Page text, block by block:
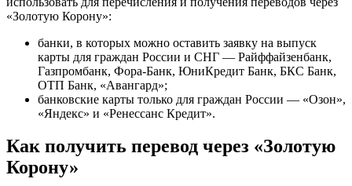
«Золотую Корону»:
банки, в которых можно оставить заявку на выпуск
карты для граждан России и СНГ — Райффайзенбанк,
Газпромбанк, Фора-Банк, ЮниКредит Банк, БКС Банк,
ОТП Банк, «Авангард»;
банковские карты только для граждан России — «Озон»,
«Яндекс» и «Ренессанс Кредит».
Как получить перевод через «Золотую
Корону»